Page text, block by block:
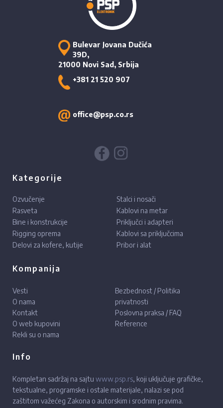
Bulevar Jovana Dučića
39D,
21000 Novi Sad, Srbija
+381 21 520 907
office@psp.co.rs
Kategorije
Ozvučenje
Rasveta
Bine i konstrukcije
Rigging oprema
Delovi za kofere, kutije
Stalci i nosači
Kablovi na metar
Priključci i adapteri
Kablovi sa priključcima
Pribor i alat
Kompanija
Vesti
O nama
Kontakt
O web kupovini
Rekli su o nama
Bezbednost / Politika
privatnosti
Poslovna praksa / FAQ
Reference
Info
Kompletan sadržaj na sajtu www.psp.rs, koji uključuje grafičke,
tekstualne, programske i ostale materijale, nalazi se pod
zaštitom važećeg Zakona o autorskim i srodnim pravima.